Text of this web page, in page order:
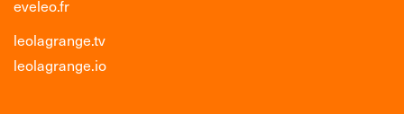
eveleo.fr
leolagrange.tv
leolagrange.io